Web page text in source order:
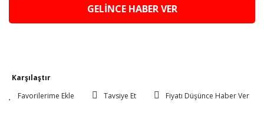
GELİNCE HABER VER
Karşılaştır
Tavsiye Et
Fiyatı Düşünce Haber Ver